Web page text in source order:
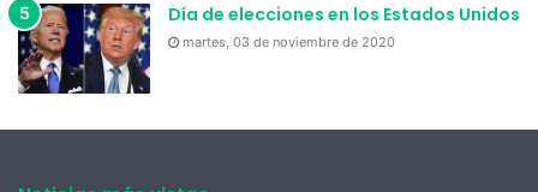
Día de elecciones en los Estados Unidos
martes, 03 de noviembre de 2020